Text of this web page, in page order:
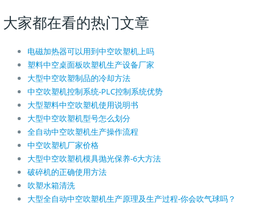
大家都在看的热门文章
电磁加热器可以用到中空吹塑机上吗
塑料中空桌面板吹塑机生产设备厂家
大型中空吹塑制品的冷却方法
中空吹塑机控制系统-PLC控制系统优势
大型塑料中空吹塑机使用说明书
大型中空吹塑机型号怎么划分
全自动中空吹塑机生产操作流程
中空吹塑机厂家价格
大型中空吹塑机模具抛光保养-6大方法
破碎机的正确使用方法
吹塑水箱清洗
大型全自动中空吹塑机生产原理及生产过程-你会吹气球吗？